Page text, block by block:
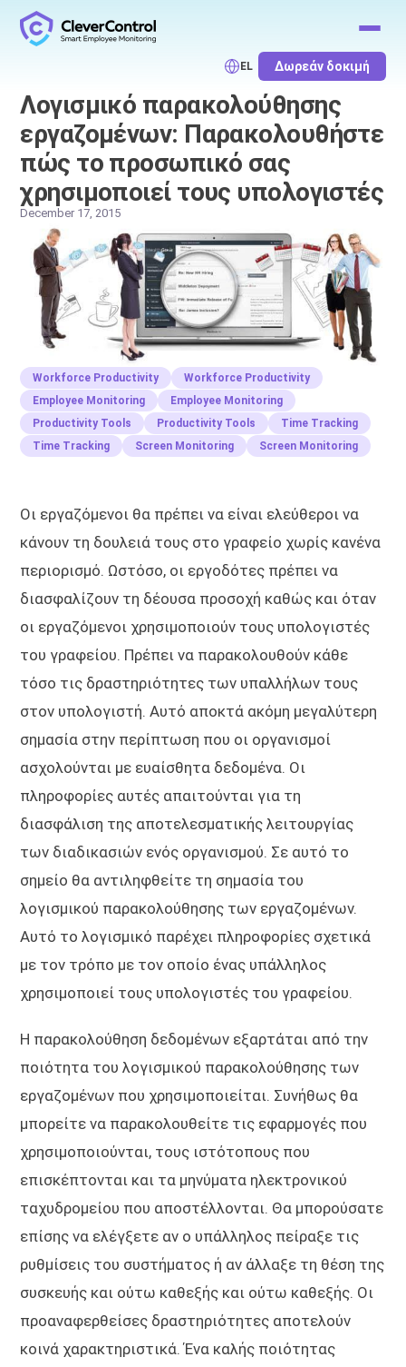
EL Δωρεάν δοκιμή
Λογισμικό παρακολούθησης
εργαζομένων: Παρακολουθήστε
πώς το προσωπικό σας
χρησιμοποιεί τους υπολογιστές
December 17, 2015
Workforce Productivity
Workforce Productivity
Employee Monitoring
Employee Monitoring
Productivity Tools
Productivity Tools
Time Tracking
Time Tracking
Screen Monitoring Screen Monitoring
Οι εργαζόμενοι θα πρέπει να είναι ελεύθεροι να
κάνουν τη δουλειά τους στο γραφείο χωρίς κανένα
περιορισμό. Ωστόσο, οι εργοδότες πρέπει να
διασφαλίζουν τη δέουσα προσοχή καθώς και όταν
οι εργαζόμενοι χρησιμοποιούν τους υπολογιστές
του γραφείου. Πρέπει να παρακολουθούν κάθε
τόσο τις δραστηριότητες των υπαλλήλων τους
στον υπολογιστή. Αυτό αποκτά ακόμη μεγαλύτερη
σημασία στην περίπτωση που οι οργανισμοί
ασχολούνται με ευαίσθητα δεδομένα. Οι
πληροφορίες αυτές απαιτούνται για τη
διασφάλιση της αποτελεσματικής λειτουργίας
των διαδικασιών ενός οργανισμού. Σε αυτό το
σημείο θα αντιληφθείτε τη σημασία του
λογισμικού παρακολούθησης των εργαζομένων.
Αυτό το λογισμικό παρέχει πληροφορίες σχετικά
με τον τρόπο με τον οποίο ένας υπάλληλος
χρησιμοποιεί τους υπολογιστές του γραφείου.
Η παρακολούθηση δεδομένων εξαρτάται από την
ποιότητα του λογισμικού παρακολούθησης των
εργαζομένων που χρησιμοποιείται. Συνήθως θα
μπορείτε να παρακολουθείτε τις εφαρμογές που
χρησιμοποιούνται, τους ιστότοπους που
επισκέπτονται και τα μηνύματα ηλεκτρονικού
ταχυδρομείου που αποστέλλονται. Θα μπορούσατε
επίσης να ελέγξετε αν ο υπάλληλος πείραξε τις
ρυθμίσεις του συστήματος ή αν άλλαξε τη θέση της
συσκευής και ούτω καθεξής και ούτω καθεξής. Οι
προαναφερθείσες δραστηριότητες αποτελούν
κοινά χαρακτηριστικά. Ένα καλής ποιότητας